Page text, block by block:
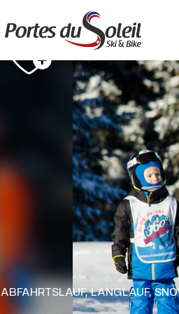
ABFAHRTSLAUF,LANGLAUF,